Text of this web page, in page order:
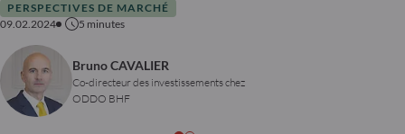
PERSPECTIVES DE MARCHÉ
09.02.2024
5 minutes
Bruno CAVALIER
Co-directeur des investissements chez
ODDO BHF